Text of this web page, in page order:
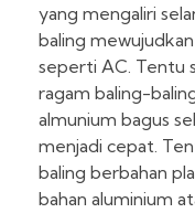
yang mengaliri
baling
seperti AC. Tentu
ragam baling-
almunium bagus
menjadi cepat.
baling berbahan
bahan aluminium